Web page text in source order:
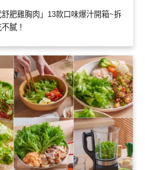
肥雞胸肉」13款口味爆汁開箱~拆
膩！